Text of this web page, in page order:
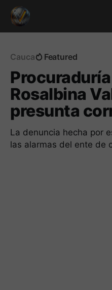
Cauca Featured
Rosalbina
presunta
La denuncia hecha por
las alarmas del ente de